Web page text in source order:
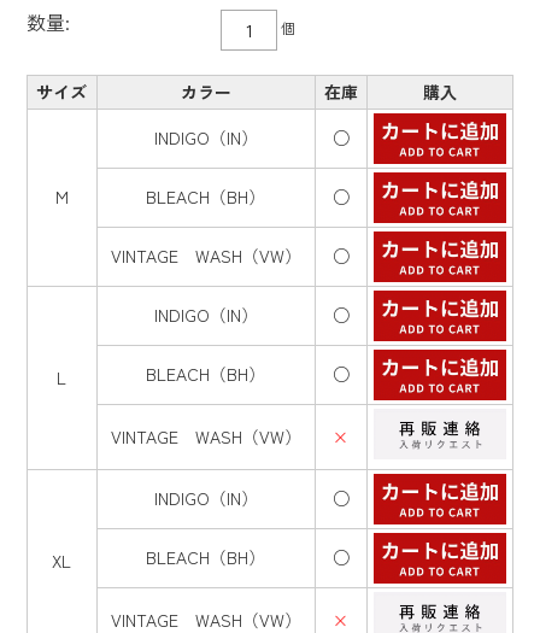
数量: 個
サイズ カラー 在庫 購入
M
INDIGO（IN） ○
BLEACH（BH） ○
VINTAGE WASH（VW） ○
L
INDIGO（IN） ○
BLEACH（BH） ○
VINTAGE WASH（VW） ×
XL
INDIGO（IN） ○
BLEACH（BH） ○
VINTAGE WASH（VW） ×